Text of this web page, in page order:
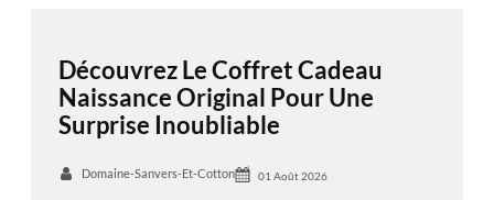
Découvrez Le Coffret Cadeau
Naissance Original Pour Une
Surprise Inoubliable
Domaine-Sanvers-Et-Cotton 01 Août 2026